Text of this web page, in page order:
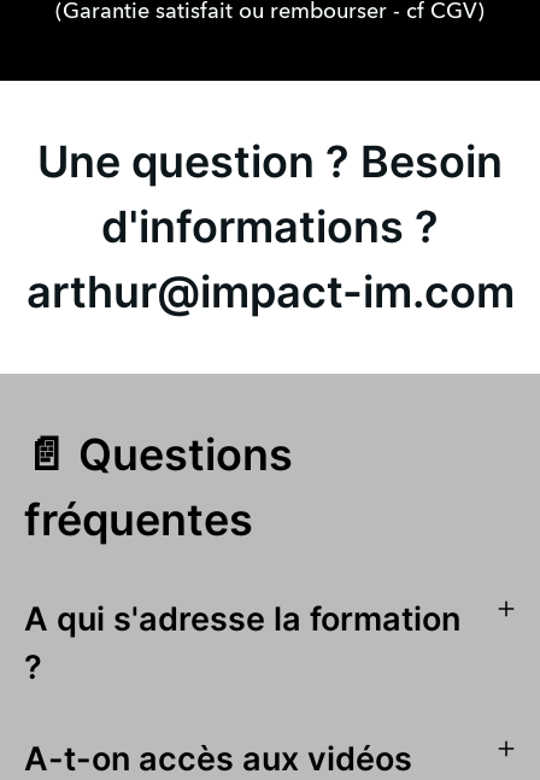
(Garantie satisfait ou rembourser - cf CGV)
Une question ? Besoin
d'informations ?
arthur@impact-im.com
📄 Questions
fréquentes
A qui s'adresse la formation
?
A-t-on accès aux vidéos